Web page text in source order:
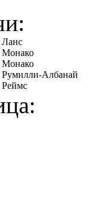
Ланс
Монако
Монако
Румилли-Албанай
Реймс